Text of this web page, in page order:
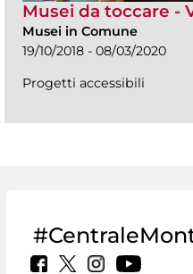
Musei da toccare -
Musei in Comune
19/10/2018 - 08/03/2020
Progetti accessibili